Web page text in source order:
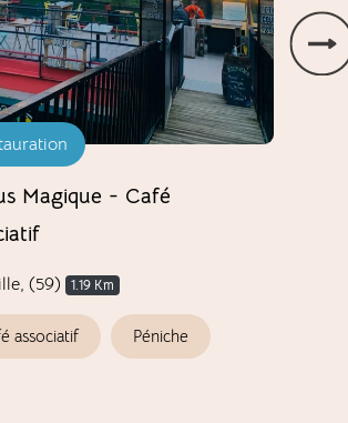
Magique - Café
(59) 1.19 Km
associatif Péniche